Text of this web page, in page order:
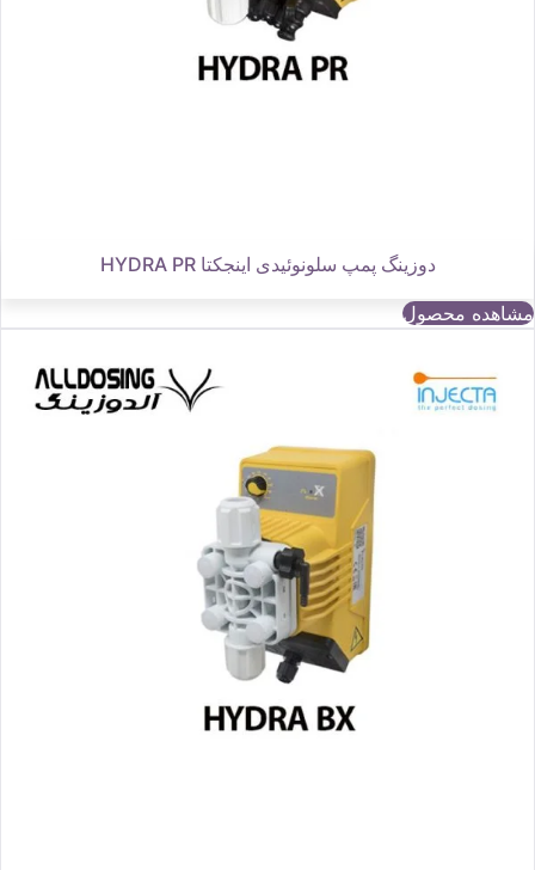
دوزینگ پمپ سلونوئیدی اینجکتا HYDRA PR
مشاهده محصول